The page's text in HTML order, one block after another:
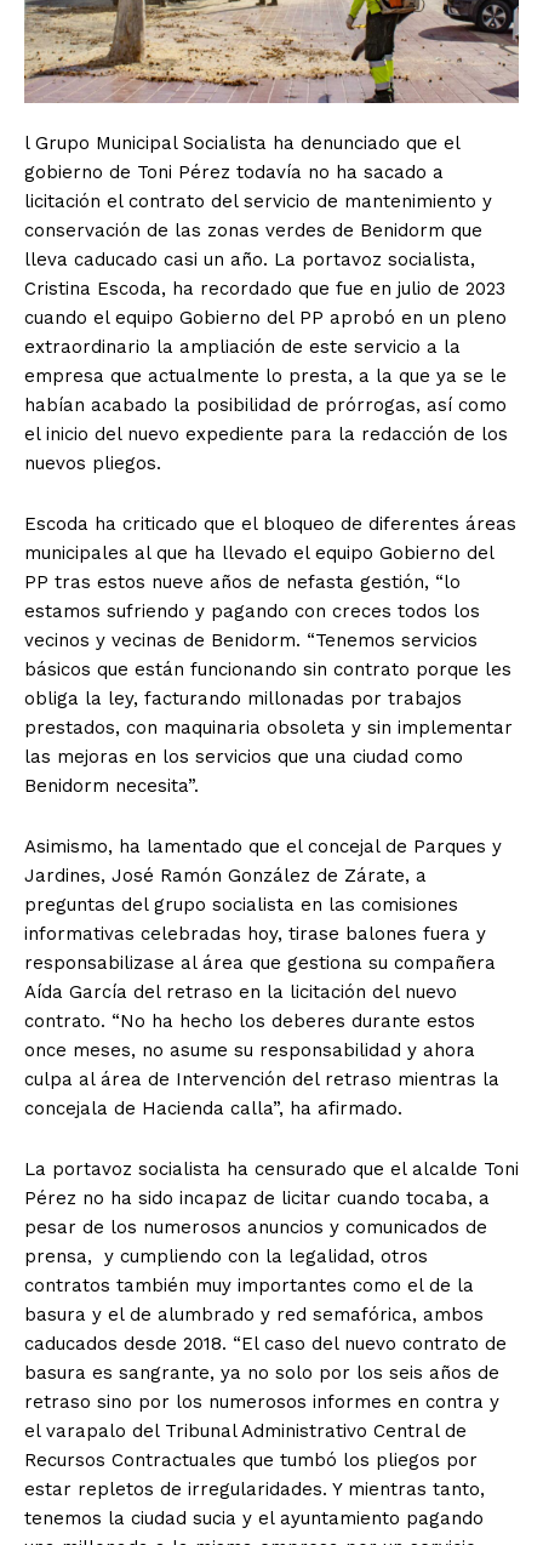
l Grupo Municipal Socialista ha denunciado que el
gobierno de Toni Pérez todavía no ha sacado a
licitación el contrato del servicio de mantenimiento y
conservación de las zonas verdes de Benidorm que
lleva caducado casi un año. La portavoz socialista,
Cristina Escoda, ha recordado que fue en julio de 2023
cuando el equipo Gobierno del PP aprobó en un pleno
extraordinario la ampliación de este servicio a la
empresa que actualmente lo presta, a la que ya se le
habían acabado la posibilidad de prórrogas, así como
el inicio del nuevo expediente para la redacción de los
nuevos pliegos.
Escoda ha criticado que el bloqueo de diferentes áreas
municipales al que ha llevado el equipo Gobierno del
PP tras estos nueve años de nefasta gestión, “lo
estamos sufriendo y pagando con creces todos los
vecinos y vecinas de Benidorm. “Tenemos servicios
básicos que están funcionando sin contrato porque les
obliga la ley, facturando millonadas por trabajos
prestados, con maquinaria obsoleta y sin implementar
las mejoras en los servicios que una ciudad como
Benidorm necesita”.
Asimismo, ha lamentado que el concejal de Parques y
Jardines, José Ramón González de Zárate, a
preguntas del grupo socialista en las comisiones
informativas celebradas hoy, tirase balones fuera y
responsabilizase al área que gestiona su compañera
Aída García del retraso en la licitación del nuevo
contrato. “No ha hecho los deberes durante estos
once meses, no asume su responsabilidad y ahora
culpa al área de Intervención del retraso mientras la
concejala de Hacienda calla”, ha afirmado.
La portavoz socialista ha censurado que el alcalde Toni
Pérez no ha sido incapaz de licitar cuando tocaba, a
pesar de los numerosos anuncios y comunicados de
prensa, y cumpliendo con la legalidad, otros
contratos también muy importantes como el de la
basura y el de alumbrado y red semafórica, ambos
caducados desde 2018. “El caso del nuevo contrato de
basura es sangrante, ya no solo por los seis años de
retraso sino por los numerosos informes en contra y
el varapalo del Tribunal Administrativo Central de
Recursos Contractuales que tumbó los pliegos por
estar repletos de irregularidades. Y mientras tanto,
tenemos la ciudad sucia y el ayuntamiento pagando